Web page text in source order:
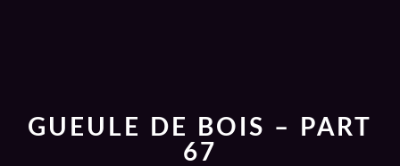
GUEULE DE BOIS – PART
67